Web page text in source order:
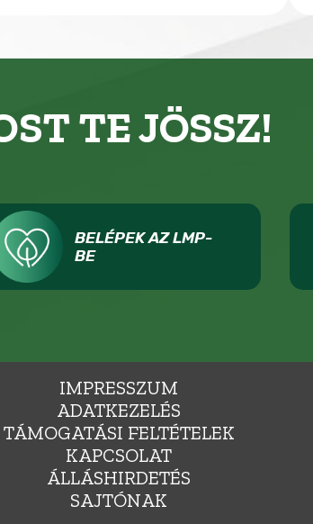
TE JÖSSZ!
BELÉPEK AZ LMP-
BE
IMPRESSZUM
ADATKEZELÉS
TÁMOGATÁSI FELTÉTELEK
KAPCSOLAT
ÁLLÁSHIRDETÉS
SAJTÓNAK